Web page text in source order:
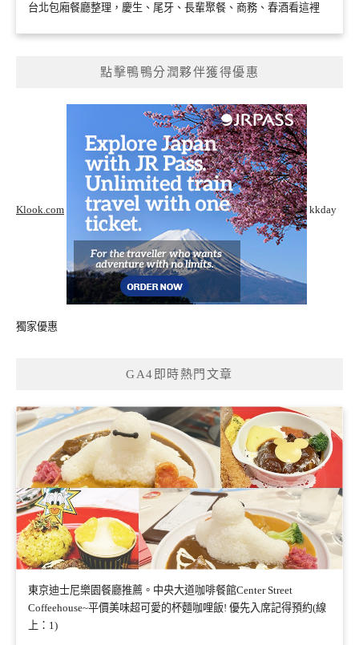
台北包廂餐廳整理，慶生、尾牙、長輩聚餐、商務、春酒看這裡
點擊鴨鴨分潤夥伴獲得優惠
Klook.com kkday
獨家優惠
GA4即時熱門文章
東京迪士尼樂園餐廳推薦。中央大道咖啡餐館Center Street
Coffeehouse~平價美味超可愛的杯麵咖哩飯! 優先入席記得預約(線
上：1)